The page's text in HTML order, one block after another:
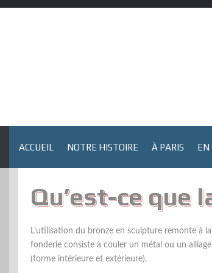
Skip
ACCUEIL NOTRE HISTOIRE À PARIS EN
Qu’est-ce que
L’utilisation du bronze en sculpture remonte à
fonderie consiste à couler un métal ou un
(forme intérieure et extérieure).